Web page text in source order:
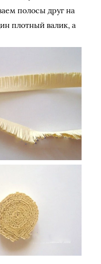
полосы друг на
плотный валик, а